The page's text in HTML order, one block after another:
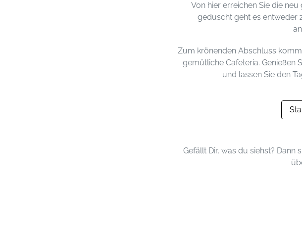
Von hier erreichen Sie die
geduscht geht es entweder
Zum krönenden Abschluss
gemütliche Cafeteria. Genießen
und lassen Sie den
Gefällt Dir, was du siehst?